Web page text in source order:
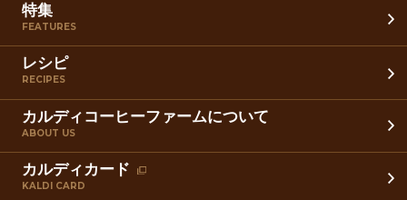
特集
FEATURES
レシピ
RECIPES
カルディコーヒーファームについて
ABOUT US
カルディカード
KALDI CARD